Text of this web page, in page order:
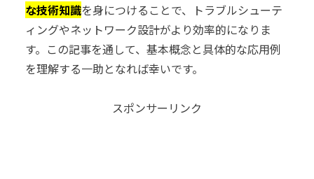
な技術知識を身につけることで、トラブルシューテ
ィングやネットワーク設計がより効率的になりま
す。この記事を通して、基本概念と具体的な応用例
を理解する一助となれば幸いです。
スポンサーリンク